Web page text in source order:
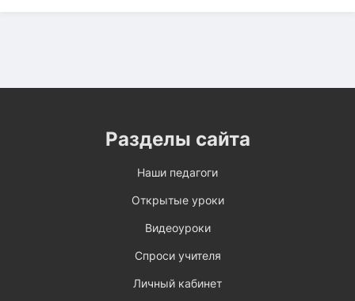
Разделы сайта
Наши педагоги
Открытые уроки
Видеоуроки
Спроси учителя
Личный кабинет